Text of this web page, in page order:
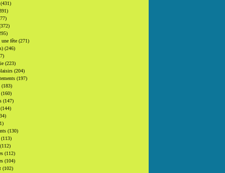
(431)
une fête (271)
(246)
(223)
(204)
(197)
(183)
(160)
(147)
(144)
(130)
(113)
(112)
(112)
(104)
(102)